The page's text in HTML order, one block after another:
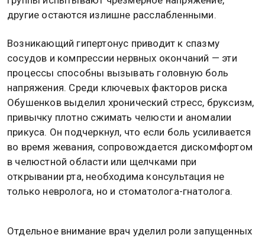
другие остаются излишне расслабленными.
Возникающий гипертонус приводит к спазму
сосудов и компрессии нервных окончаний — эти
процессы способны вызывать головную боль
напряжения. Среди ключевых факторов риска
Обушенков выделил хронический стресс, бруксизм,
привычку плотно сжимать челюсти и аномалии
прикуса. Он подчеркнул, что если боль усиливается
во время жевания, сопровождается дискомфортом
в челюстной области или щелчками при
открывании рта, необходима консультация не
только невролога, но и стоматолога-гнатолога.
Отдельное внимание врач уделил роли запущенных